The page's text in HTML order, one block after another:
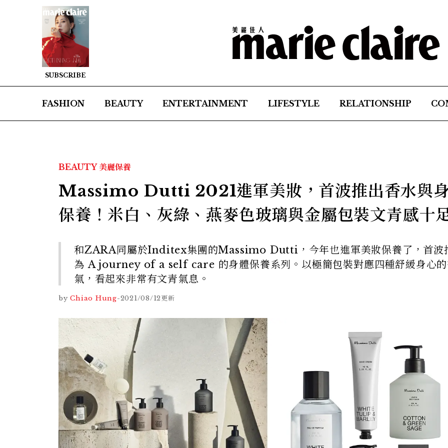
SUBSCRIBE
FASHION BEAUTY ENTERTAINMENT LIFESTYLE RELATIONSHIP
BEAUTY 美麗保養
Massimo Dutti 2021進軍美妝，首波推出香水與
保養！米白、灰綠、燕麥色玻璃與金屬包裝文青感十
和ZARA同屬於Inditex集團的Massimo Dutti，今年也進軍美妝保養了，首波
為 A journey of a self care 的身體保養系列。以極簡包裝對應四種舒緩身心的
氣，看起來非常有文青氣息。
by Chiao Hung-2021/08/12更新